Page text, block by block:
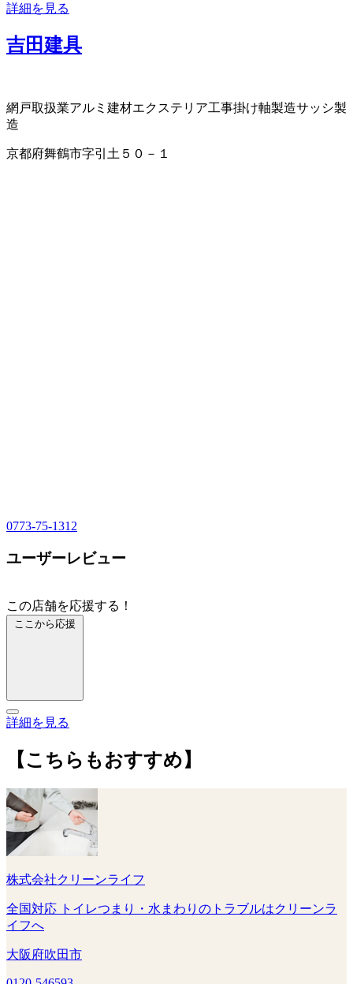
詳細を見る
吉田建具
網戸取扱業アルミ建材エクステリア工事掛け軸製造サッシ製
造
京都府舞鶴市字引土５０－１
0773-75-1312
ユーザーレビュー
この店舗を応援する！
ここから応援
詳細を見る
【こちらもおすすめ】
株式会社クリーンライフ
全国対応 トイレつまり・水まわりのトラブルはクリーンラ
イフへ
大阪府吹田市